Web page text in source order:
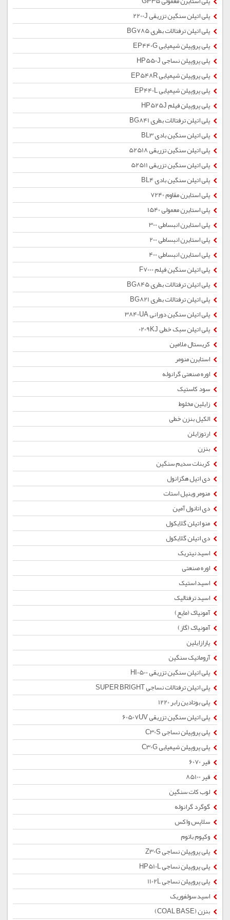
پلی اتیلن سنگین تزریقی 2200J
پلی اتیلن ترفتالات بطری BG785
پلی پروپیلن شیمیایی EP440G
پلی پروپیلن نساجی HP550J
پلی پروپیلن شیمیایی EP548R
پلی پروپیلن شیمیایی EP440L
پلی پروپیلن فیلم HP525J
پلی اتیلن ترفتالات بطری BG841
پلی اتیلن سنگین بادی BL3
پلی اتیلن سنگین تزریقی 52518
پلی اتیلن سنگین تزریقی 52511
پلی اتیلن سنگین بادی BL4
پلی استایرن مقاوم 7240
پلی استایرن معمولی 1540
پلی استایرن انبساطی 300
پلی استایرن انبساطی 200
پلی استایرن انبساطی 400
پلی اتیلن سنگین فیلم F7000
پلی اتیلن ترفتالات بطری BG845
پلی اتیلن ترفتالات بطری BG821
پلی اتیلن سنگین دورانی 3840UA
پلی اتیلن سبک خطی 0209KJ
کریستال ملامین
استایرن منومر
اوره صنعتی گرانوله
سود کاستیک
زایلین مخلوط
الکیل بنزن خطی
ارتوزایلن
بنزن
کربنات سدیم سنگین
دی اتیل هگزانول
منومر وینیل استات
دی اتانول آمین
منو اتیلن گلایکول
دی اتیلن گلایکول
اسید نیتریک
اوره صنعتی
اسید استیک
اسید ترفتالیک
آمونیاک (مایع)
آمونیاک (گاز)
پارازایلین
آروماتیک سنگین
پلی اتیلن سنگین تزریقی HI0500
پلی اتیلن ترفتالات نساجی SUPER BRIGHT
پلی بوتادین رابر 1220
پلی اتیلن سنگین تزریقی 60507UV
پلی پروپیلن نساجی C30S
پلی پروپیلن شیمیایی C30G
قیر 6070
قیر 85100
لوب کات سنگین
گوگرد گرانوله
سلاپس واکس
وکیوم باتوم
پلی پروپیلن نساجی Z30G
پلی پروپیلن نساجی HP510L
پلی پروپیلن نساجی 1102L
اسید سولفوریک
بنزن (COAL BASE)